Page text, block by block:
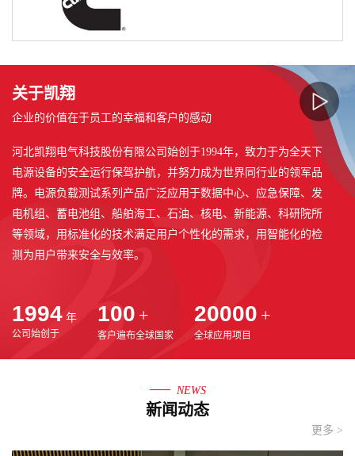
关于凯翔
企业的价值在于员工的幸福和客户的感动
河北凯翔电气科技股份有限公司始创于1994年，致力于为全天下
电源设备的安全运行保驾护航，并努力成为世界同行业的领军品
牌。电源负载测试系列产品广泛应用于数据中心、应急保障、发
电机组、蓄电池组、船舶海工、石油、核电、新能源、科研院所
等领域，用标准化的技术满足用户个性化的需求，用智能化的检
测为用户带来安全与效率。
发制造以智能干式负载为代表的大功率电源检测维护设备，产品
可为发电机组、蓄电池组、UPS等大功率电源提供负载测试，通
过科学测试来检验电源设备的性能和可靠性，提高电源设备的质
河北凯翔电气科技股份有限公司是河北省高新技术企业、CCS中
1994 年
公司始创于
100 +
客户遍布全球国家
20000 +
全球应用项目
NEWS
新闻动态
更多 >